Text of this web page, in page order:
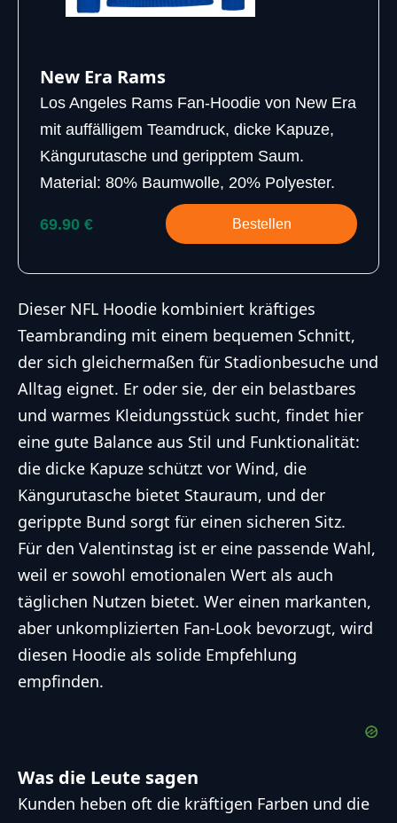
New Era Rams
Los Angeles Rams Fan-Hoodie von New Era
mit auffälligem Teamdruck, dicke Kapuze,
Kängurutasche und geripptem Saum.
Material: 80% Baumwolle, 20% Polyester.
69.90 € Bestellen
Dieser NFL Hoodie kombiniert kräftiges
Teambranding mit einem bequemen Schnitt,
der sich gleichermaßen für Stadionbesuche und
Alltag eignet. Er oder sie, der ein belastbares
und warmes Kleidungsstück sucht, findet hier
eine gute Balance aus Stil und Funktionalität:
die dicke Kapuze schützt vor Wind, die
Kängurutasche bietet Stauraum, und der
gerippte Bund sorgt für einen sicheren Sitz.
Für den Valentinstag ist er eine passende Wahl,
weil er sowohl emotionalen Wert als auch
täglichen Nutzen bietet. Wer einen markanten,
aber unkomplizierten Fan-Look bevorzugt, wird
diesen Hoodie als solide Empfehlung
empfinden.
Was die Leute sagen
Kunden heben oft die kräftigen Farben und die